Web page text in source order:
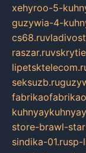
xehyroo-5-
guzywia-4-
cs68.ru
raszar.ru
seksuzb.ru
store-brawl-
sindika-01.rusp-